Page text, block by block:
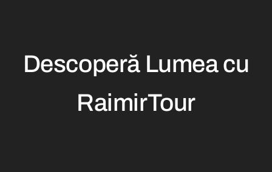
Descoperă Lumea cu
RaimirTour